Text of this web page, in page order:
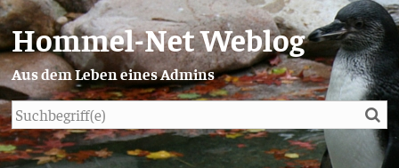
Hommel-Net Weblog
Aus dem Leben eines Admins